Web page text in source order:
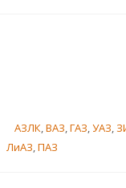
АЗЛК,ВАЗ,ГАЗ,УАЗ,
ЛиАЗ,ПАЗ